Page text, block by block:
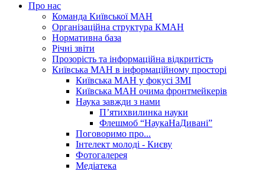
Про нас
Команда Київської МАН
Організаційна структура КМАН
Нормативна база
Річні звіти
Прозорість та інформаційна відкритість
Київська МАН в інформаційному просторі
Київська МАН у фокусі ЗМІ
Київська МАН очима фронтмейкерів
Наука завжди з нами
П’ятихвилинка науки
Флешмоб “НаукаНаДивані”
Поговоримо про...
Інтелект молоді - Києву
Фотогалерея
Медіатека